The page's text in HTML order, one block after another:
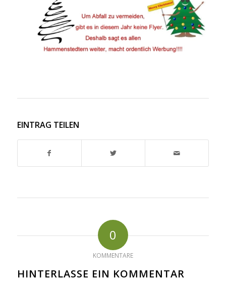
EINTRAG TEILEN
0
KOMMENTARE
HINTERLASSE EIN KOMMENTAR